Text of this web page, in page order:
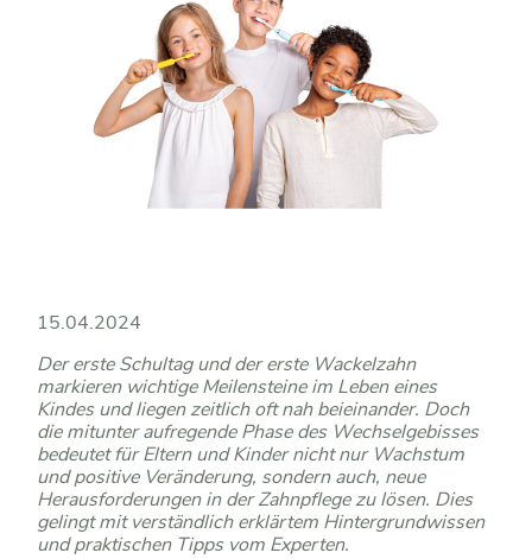
15.04.2024
Der erste Schultag und der erste Wackelzahn
markieren wichtige Meilensteine im Leben eines
Kindes und liegen zeitlich oft nah beieinander. Doch
die mitunter aufregende Phase des Wechselgebisses
bedeutet für Eltern und Kinder nicht nur Wachstum
und positive Veränderung, sondern auch, neue
Herausforderungen in der Zahnpflege zu lösen. Dies
gelingt mit verständlich erklärtem Hintergrundwissen
und praktischen Tipps vom Experten.